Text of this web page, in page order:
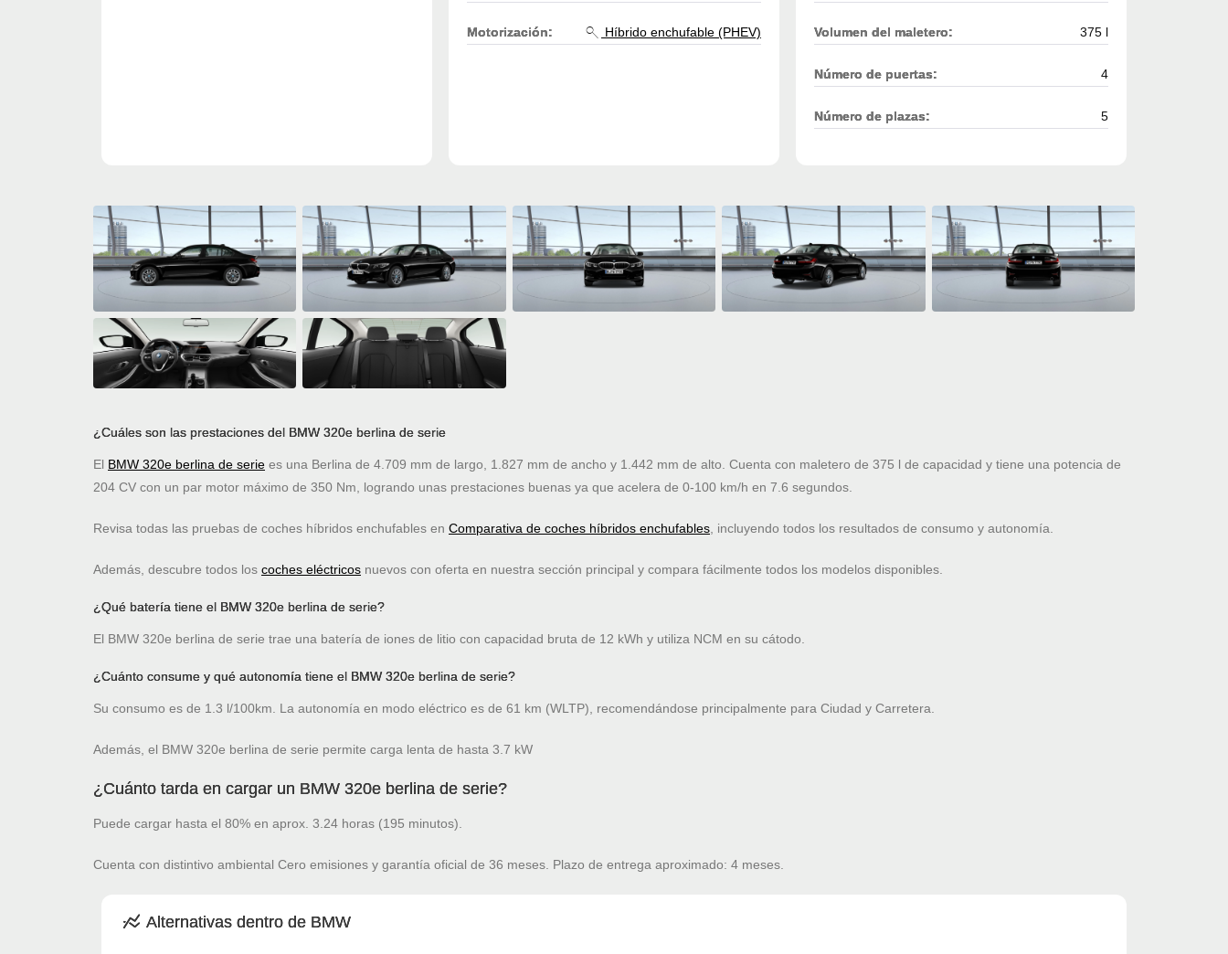
Motorización: Híbrido enchufable (PHEV) Volumen del maletero: 375 l
Número de puertas: 4
Número de plazas: 5
¿Cuáles son las prestaciones del BMW 320e berlina de serie
El BMW 320e berlina de serie es una Berlina de 4.709 mm de largo, 1.827 mm de ancho y 1.442 mm de alto. Cuenta con maletero de 375 l de capacidad y tiene una potencia de
204 CV con un par motor máximo de 350 Nm, logrando unas prestaciones buenas ya que acelera de 0-100 km/h en 7.6 segundos.
Revisa todas las pruebas de coches híbridos enchufables en Comparativa de coches híbridos enchufables, incluyendo todos los resultados de consumo y autonomía.
Además, descubre todos los coches eléctricos nuevos con oferta en nuestra sección principal y compara fácilmente todos los modelos disponibles.
¿Qué batería tiene el BMW 320e berlina de serie?
El BMW 320e berlina de serie trae una batería de iones de litio con capacidad bruta de 12 kWh y utiliza NCM en su cátodo.
¿Cuánto consume y qué autonomía tiene el BMW 320e berlina de serie?
Su consumo es de 1.3 l/100km. La autonomía en modo eléctrico es de 61 km (WLTP), recomendándose principalmente para Ciudad y Carretera.
Además, el BMW 320e berlina de serie permite carga lenta de hasta 3.7 kW
¿Cuánto tarda en cargar un BMW 320e berlina de serie?
Puede cargar hasta el 80% en aprox. 3.24 horas (195 minutos).
Cuenta con distintivo ambiental Cero emisiones y garantía oficial de 36 meses. Plazo de entrega aproximado: 4 meses.
Alternativas dentro de BMW